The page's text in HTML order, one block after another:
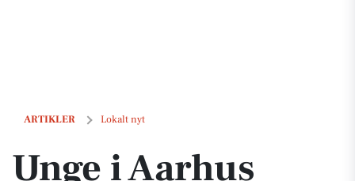
ARTIKLER Lokalt nyt
Unge i Aarhus bidrager til ny sundhedspolitik på ungetopmøde
Unge i Aarhus